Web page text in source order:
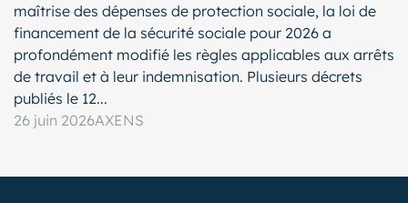
maîtrise des dépenses de protection sociale, la loi de
financement de la sécurité sociale pour 2026 a
profondément modifié les règles applicables aux arrêts
de travail et à leur indemnisation. Plusieurs décrets
publiés le 12...
26 juin 2026AXENS